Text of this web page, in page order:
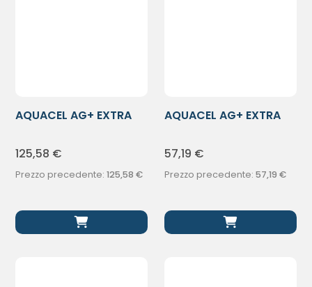
AQUACEL AG+ EXTRA
125,58 €
Prezzo precedente:125,58 €
AQUACEL AG+ EXTRA
57,19 €
Prezzo precedente: 57,19 €